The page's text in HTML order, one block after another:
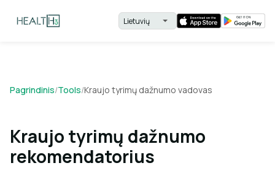
Pagrindinis/Tools/Kraujo tyrimų dažnumo vadovas
Kraujo tyrimų dažnumo
rekomendatorius